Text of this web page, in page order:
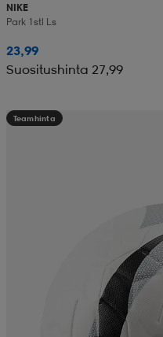
NIKE
Park 1stl Ls
23,99
Suositushinta 27,99
Teamhinta